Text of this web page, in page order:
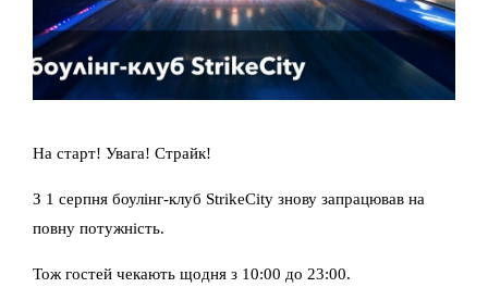
На старт! Увага! Страйк!
З 1 серпня боулінг-клуб StrikeCity знову запрацював на
повну потужність.
Тож гостей чекають щодня з 10:00 до 23:00.